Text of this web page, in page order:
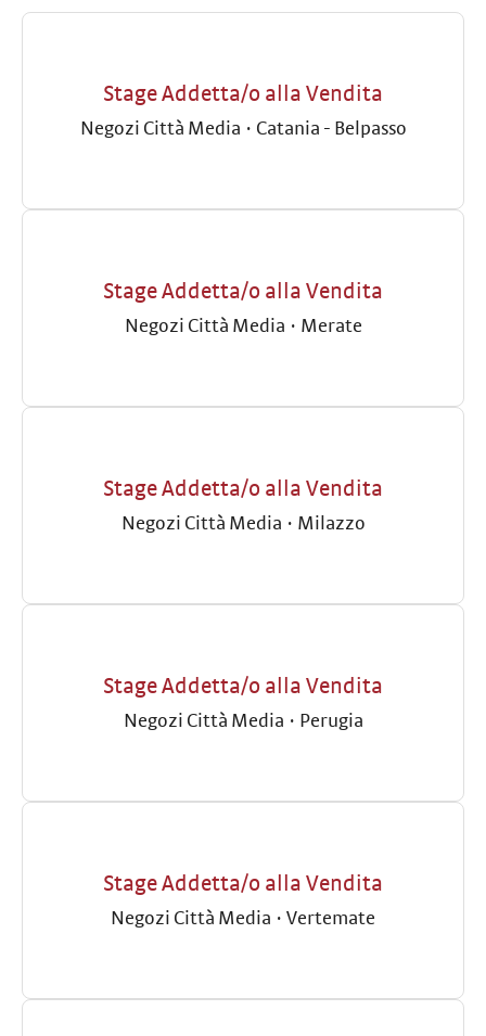
Stage Addetta/o alla Vendita
Negozi Città Media · Catania - Belpasso
Stage Addetta/o alla Vendita
Negozi Città Media · Merate
Stage Addetta/o alla Vendita
Negozi Città Media · Milazzo
Stage Addetta/o alla Vendita
Negozi Città Media · Perugia
Stage Addetta/o alla Vendita
Negozi Città Media · Vertemate